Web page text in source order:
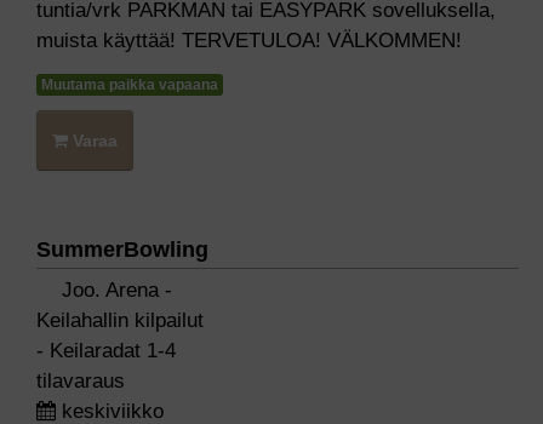
tuntia/vrk PARKMAN tai EASYPARK sovelluksella,
muista käyttää! TERVETULOA! VÄLKOMMEN!
Muutama paikka vapaana
Varaa
SummerBowling
Joo. Arena -
Keilahallin kilpailut
- Keilaradat 1-4
tilavaraus
keskiviikko